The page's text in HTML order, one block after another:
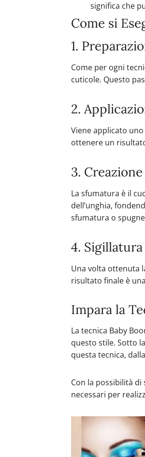
significa che
Come si
1.
Come per ogni
cuticole. Questo
2.
Viene applicato
ottenere un
3.
La sfumatura è il
dell’unghia,
sfumatura o
4.
Una volta ottenuta
risultato finale è
Impara la
La tecnica Baby
questo stile. Sotto
questa tecnica,
Con la possibilità
necessari per